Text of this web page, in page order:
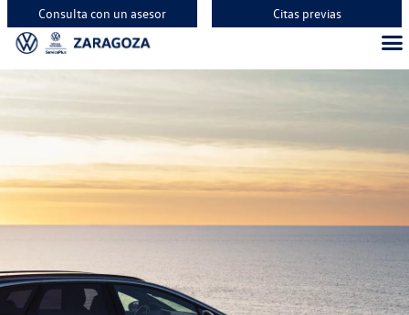
Consulta con un asesor Citas previas